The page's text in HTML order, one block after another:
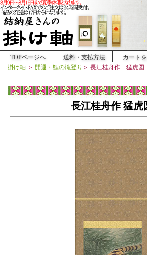
TOPページへ 送料・支払方法 カート
掛け軸 ＞ 開運・鯉の滝登り ＞ 長江桂舟作 猛虎図
長江桂舟作 猛虎